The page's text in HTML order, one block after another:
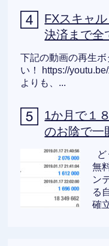
FXスキャ
決済まで全
下記の動画の再生
い！ https://
よりも、...
1か月で１
のお陰で一
ど
無
ン
る
確